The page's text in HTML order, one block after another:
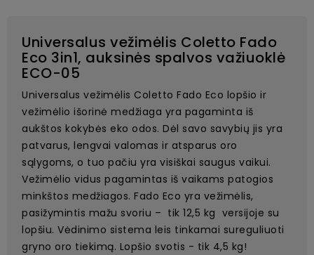
Universalus vežimėlis Coletto Fado
Eco 3in1, auksinės spalvos važiuoklė
ECO-05
Universalus vežimėlis Coletto Fado Eco lopšio ir
vežimėlio išorinė medžiaga yra pagaminta iš
aukštos kokybės eko odos. Dėl savo savybių jis yra
patvarus, lengvai valomas ir atsparus oro
sąlygoms, o tuo pačiu yra visiškai saugus vaikui.
Vežimėlio vidus pagamintas iš vaikams patogios
minkštos medžiagos. Fado Eco yra vežimėlis,
pasižymintis mažu svoriu – tik 12,5 kg versijoje su
lopšiu. Vėdinimo sistema leis tinkamai sureguliuoti
gryno oro tiekimą. Lopšio svotis - tik 4,5 kg!